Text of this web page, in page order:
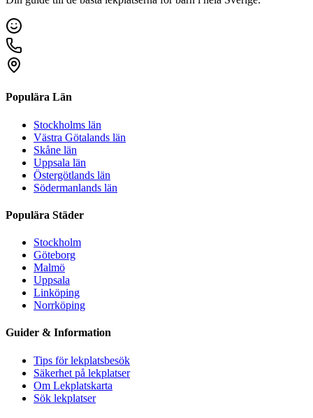
Populära Län
Stockholms län
Västra Götalands län
Skåne län
Uppsala län
Östergötlands län
Södermanlands län
Populära Städer
Stockholm
Göteborg
Malmö
Uppsala
Linköping
Norrköping
Guider & Information
Tips för lekplatsbesök
Säkerhet på lekplatser
Om Lekplatskarta
Sök lekplatser